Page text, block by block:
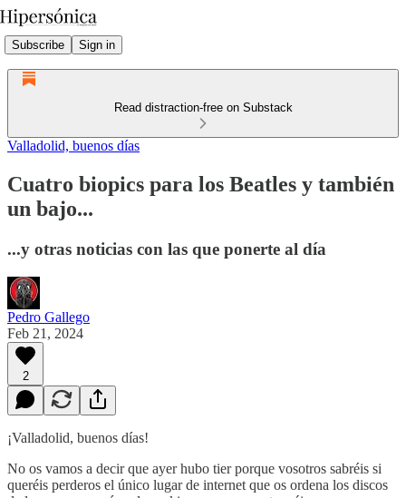
Subscribe Sign in
Read distraction-free on Substack
Valladolid, buenos días
Cuatro biopics para los Beatles y también
un bajo...
...y otras noticias con las que ponerte al día
Pedro Gallego
Feb 21, 2024
2
¡Valladolid, buenos días!
No os vamos a decir que ayer hubo tier porque vosotros sabréis si
queréis perderos el único lugar de internet que os ordena los discos